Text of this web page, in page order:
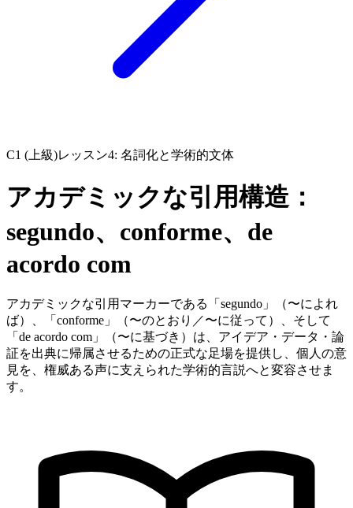
C1 (上級)レッスン4: 名詞化と学術的文体
アカデミックな引用構造：
segundo、conforme、de
acordo com
アカデミックな引用マーカーである「segundo」（〜によれ
ば）、「conforme」（〜のとおり／〜に従って）、そして
「de acordo com」（〜に基づき）は、アイデア・データ・論
証を出典に帰属させるための正式な足場を提供し、個人の意
見を、権威ある声に支えられた学術的言説へと変容させま
す。